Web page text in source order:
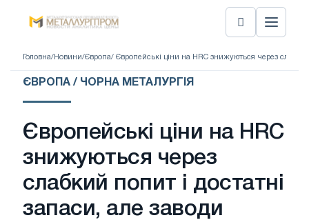
Головна/ Новини/Європа/ Європейські ціни на HRC знижуються через
ЄВРОПА / ЧОРНА МЕТАЛУРГІЯ
Європейські ціни на HRC
знижуються через
слабкий попит і достатні
запаси, але заводи